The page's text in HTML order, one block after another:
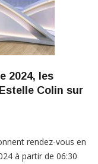
2024, les
Colin sur
rendez-vous en
à partir de 06:30